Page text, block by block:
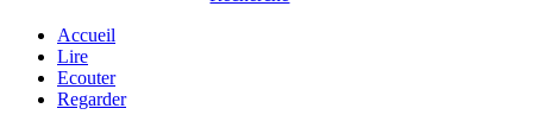
Accueil
Lire
Ecouter
Regarder